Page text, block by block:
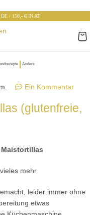
/ 150,- € IN AT
Andere
Ein Kommentar
(glutenfreie,
mehr
leider immer ohne
etwas